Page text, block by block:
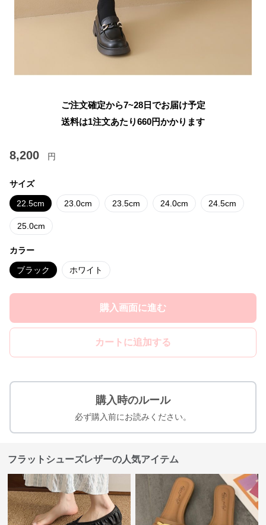
ご注文確定から7~28日でお届け予定
送料は1注文あたり660円かかります
8,200 円
サイズ
22.5cm 23.0cm 23.5cm 24.0cm 24.5cm
25.0cm
カラー
ブラック ホワイト
購入画面に進む
カートに追加する
購入時のルール
必ず購入前にお読みください。
フラットシューズレザーの人気アイテム